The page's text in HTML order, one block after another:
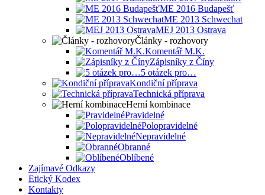
ME 2016 Budapešť
ME 2013 Schwechat
MEJ 2013 Ostrava
Články - rozhovory
Komentář M.K.
Zápisníky z Číny
5 otázek pro…
Kondiční příprava
Technická příprava
Herní kombinace
Pravidelné
Polopravidelné
Nepravidelné
Obranné
Oblíbené
Zajímavé Odkazy
Etický Kodex
Kontakty